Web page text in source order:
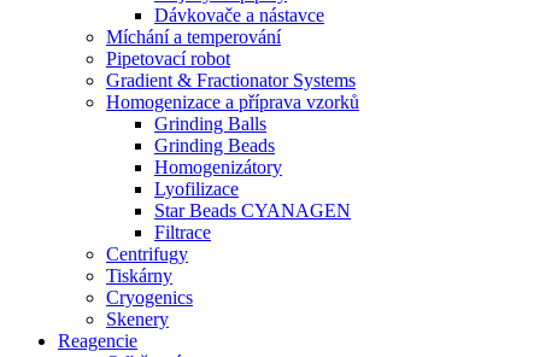
Dávkovače a nástavce
Míchání a temperování
Pipetovací robot
Gradient & Fractionator Systems
Homogenizace a příprava vzorků
Grinding Balls
Grinding Beads
Homogenizátory
Lyofilizace
Star Beads CYANAGEN
Filtrace
Centrifugy
Tiskárny
Cryogenics
Skenery
Reagencie